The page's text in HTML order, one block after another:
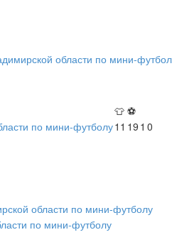
области по мини-
👕 ⚽
по мини-футболу11 19 1 0
области по мини-футболу
по мини-футболу